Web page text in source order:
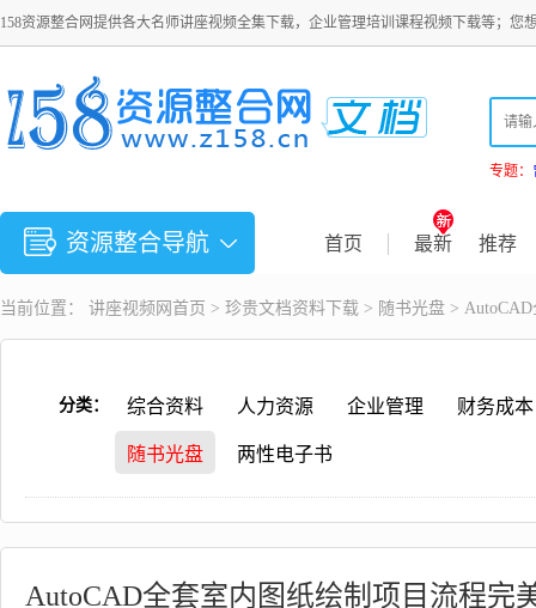
158资源整合网提供各大名师讲座视频全集下载，企业管理培训课程视频下载等；您
专题：
资源整合导航 首页 最新 推荐
当前位置： 讲座视频 网首页 > 珍贵文档资料下载 > 随书光盘 >
分类： 综合资料 人力资源 企业管理 财务成本
随书光盘 两性电子书
AutoCAD全套室内图纸绘制项目流程完